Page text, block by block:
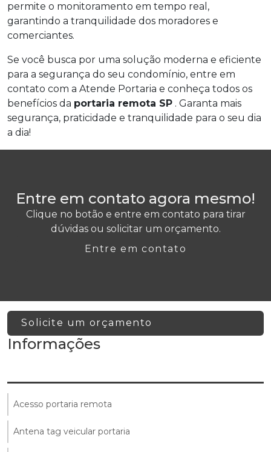
permite o monitoramento em tempo real,
garantindo a tranquilidade dos moradores e
comerciantes.
Se você busca por uma solução moderna e eficiente
para a segurança do seu condomínio, entre em
contato com a Atende Portaria e conheça todos os
benefícios da portaria remota SP . Garanta mais
segurança, praticidade e tranquilidade para o seu dia
a dia!
Entre em contato agora mesmo!
Clique no botão e entre em contato para tirar
dúvidas ou solicitar um orçamento.
Entre em contato
Solicite um orçamento
Informações
Acesso portaria remota
Antena tag veicular portaria